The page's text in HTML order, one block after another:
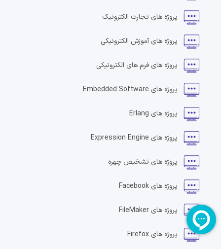
پروژه های تجارت الکترونیک
پروژه های آموزش الکترونیکی
پروژه های فرم های الکترونیکی
پروژه های Embedded Software
پروژه های Erlang
پروژه های Expression Engine
پروژه های تشخیص چهره
پروژه های Facebook
پروژه های FileMaker
پروژه های Firefox